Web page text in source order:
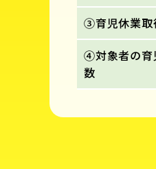
③育児休業取
④対象者の育
数